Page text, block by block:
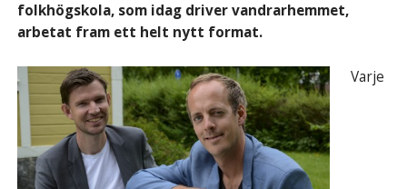
folkhögskola, som idag driver vandrarhemmet,
arbetat fram ett helt nytt format.
Varje